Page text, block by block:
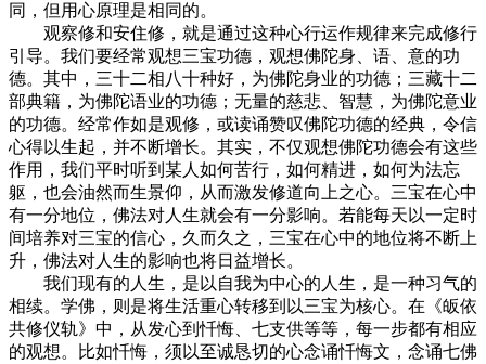
同，但用心原理是相同的。
观察修和安住修，就是通过这种心行运作规律来完成修行
引导。我们要经常观想三宝功德，观想佛陀身、语、意的功
德。其中，三十二相八十种好，为佛陀身业的功德；三藏十二
部典籍，为佛陀语业的功德；无量的慈悲、智慧，为佛陀意业
的功德。经常作如是观修，或读诵赞叹佛陀功德的经典，令信
心得以生起，并不断增长。其实，不仅观想佛陀功德会有这些
作用，我们平时听到某人如何苦行，如何精进，如何为法忘
躯，也会油然而生景仰，从而激发修道向上之心。三宝在心中
有一分地位，佛法对人生就会有一分影响。若能每天以一定时
间培养对三宝的信心，久而久之，三宝在心中的地位将不断上
升，佛法对人生的影响也将日益增长。
我们现有的人生，是以自我为中心的人生，是一种习气的
相续。学佛，则是将生活重心转移到以三宝为核心。在《皈依
共修仪轨》中，从发心到忏悔、七支供等等，每一步都有相应
的观想。比如忏悔，须以至诚恳切的心念诵忏悔文，念诵七佛